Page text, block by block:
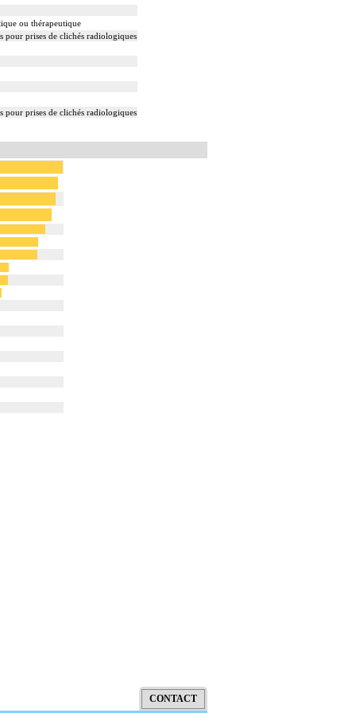
ou thérapeutique
pour prises de clichés radiologiques
pour prises de clichés radiologiques